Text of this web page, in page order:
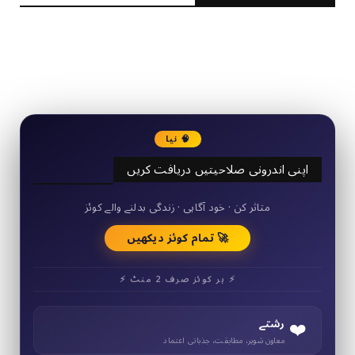
🧠 نیا
اپنی اندرونی صلاحیتیں دریافت کریں
50+ مختصر کوئز
متاثر کن · خود آگاہی · زندگی بدلنے والے کوئز
🚀 تمام کوئز دیکھیں
⚡ ہر کوئز صرف 2 منٹ ⚡
❤️ رشتے
معاون شوہر، مطابقت، جذباتی اعتماد